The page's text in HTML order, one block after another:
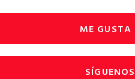
ME GUSTA